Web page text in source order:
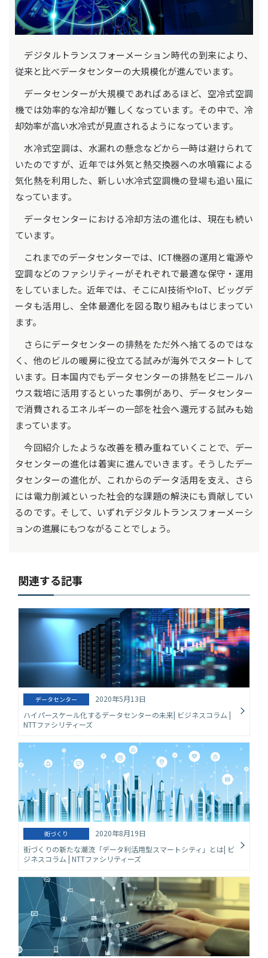
デジタルトランスフォーメーション時代の到来により、
従来と比べデータセンターの大規模化が進んでいます。
データセンターが大規模であればあるほど、空冷式空調
機では効率的な冷却が難しくなっています。その中で、冷
却効率が高い水冷式が見直されるようになっています。
水冷式空調は、水漏れの懸念などから一時は避けられて
いたのですが、近年では外気と熱交換器への水噴霧による
気化熱を利用した、新しい水冷式空調機の登場も追い風に
なっています。
データセンターにおける冷却方法の進化は、現在も続い
ています。
これまでのデータセンターでは、ICT機器の運用と電源や
空調などのファシリティーがそれぞれで最適な保守・運用
をしていました。近年では、そこにAI技術やIoT、ビッグデ
ータも活用し、全体最適化を図る取り組みもはじまってい
ます。
さらにデータセンターの排熱をただ外へ捨てるのではな
く、他のビルの暖房に役立てる試みが海外でスタートして
います。日本国内でもデータセンターの排熱をビニールハ
ウス栽培に活用するといった事例があり、データセンター
で消費されるエネルギーの一部を社会へ還元する試みも始
まっています。
今回紹介したような改善を積み重ねていくことで、デー
タセンターの進化は着実に進んでいきます。そうしたデー
タセンターの進化が、これからのデータ活用を支え、さら
には電力削減といった社会的な課題の解決にも貢献してい
るのです。そして、いずれデジタルトランスフォーメーシ
ョンの進展にもつながることでしょう。
関連する記事
データセンター
2020年5月13日
ハイパースケール化するデータセンターの未来| ビジネスコラム |
NTTファシリティーズ
街づくり
2020年8月19日
街づくりの新たな潮流「データ利活用型スマートシティ」とは| ビ
ジネスコラム | NTTファシリティーズ